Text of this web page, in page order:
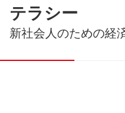
テラシー
新社会人のための経